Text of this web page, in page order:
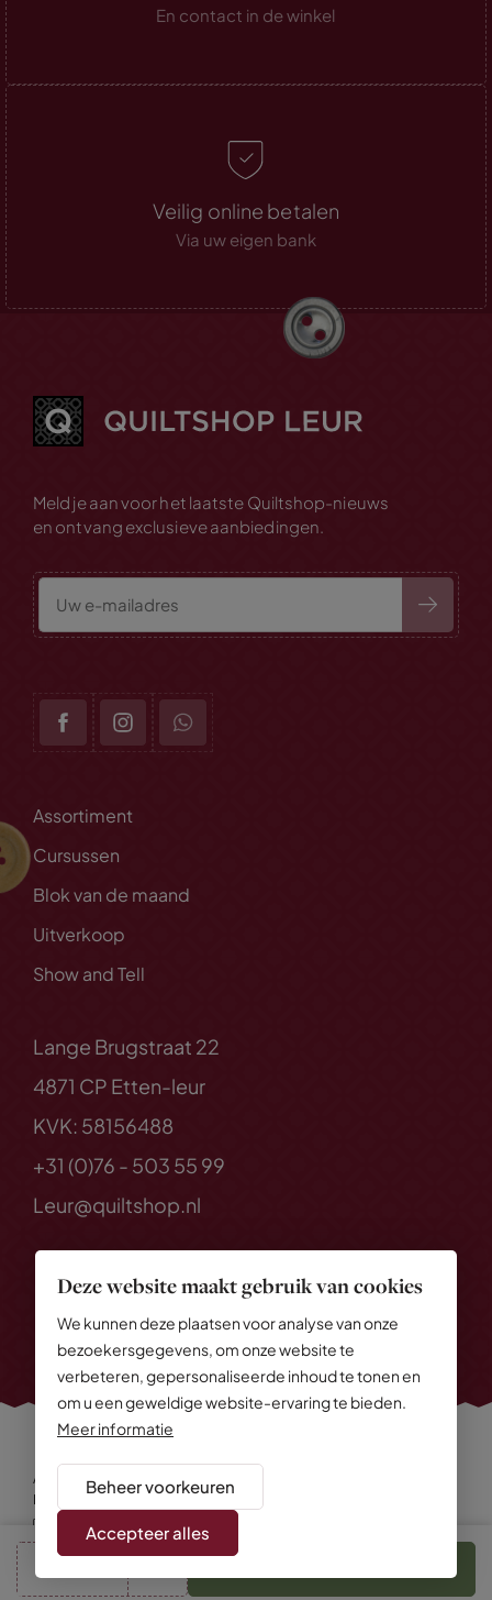
Deze website maakt gebruik van cookies
We kunnen deze plaatsen voor analyse van onze
bezoekersgegevens, om onze website te
verbeteren, gepersonaliseerde inhoud te tonen en
om u een geweldige website-ervaring te bieden.
Meer informatie
Beheer voorkeuren
Accepteer alles
En contact in de winkel
Veilig online betalen
Via uw eigen bank
Meld je aan voor het laatste Quiltshop-nieuws
en ontvang exclusieve aanbiedingen.
Assortiment
Cursussen
Blok van de maand
Uitverkoop
Show and Tell
Lange Brugstraat 22
4871 CP Etten-leur
KVK: 58156488
+31 (0)76 - 503 55 99
Leur@quiltshop.nl
Alle rechten voorbehouden
Privacy Policy
Algemene voorwaarden